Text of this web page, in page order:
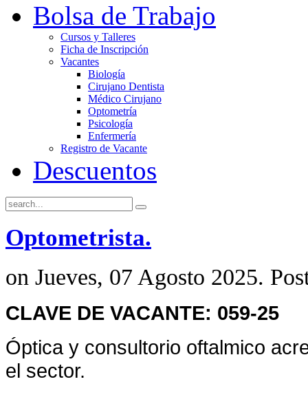
Bolsa de Trabajo
Cursos y Talleres
Ficha de Inscripción
Vacantes
Biología
Cirujano Dentista
Médico Cirujano
Optometría
Psicología
Enfermería
Registro de Vacante
Descuentos
Optometrista.
on Jueves, 07 Agosto 2025.
CLAVE DE VACANTE: 059-25
Óptica y consultorio oftalmico
el sector.